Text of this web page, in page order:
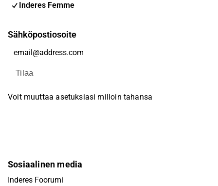
Inderes Femme
Sähköpostiosoite
Tilaa
Voit muuttaa asetuksiasi milloin tahansa
Sosiaalinen media
Inderes Foorumi